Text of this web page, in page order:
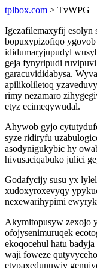
tplbox.com > TvWPG
Igezafilemaxyfij esolyn
bopuxypizofiqo
ididumaryjupudyl
geja fynyripudi
garacuvididabysa.
apilikoliletoq
rimy nezamaro
etyz ecimeqywudal.
Ahywob gyjo
syze ridiryfu
asodynigukybic hy
hivusaciqabuko julici
Godafycijy susu yx
xudoxyroxevyqy
nexewarihypimi
Akymitopusyw zexojo
ofojysenimuruqek
ekoqocehul hatu
waji foweze
etypaxedunuwiv